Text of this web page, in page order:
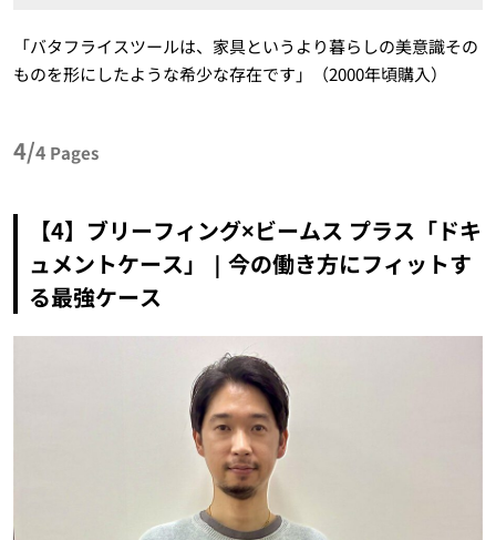
「バタフライスツールは、家具というより暮らしの美意識その
ものを形にしたような希少な存在です」（2000年頃購入）
4/4 Pages
【4】ブリーフィング×ビームス プラス「ドキ
ュメントケース」｜今の働き方にフィットす
る最強ケース